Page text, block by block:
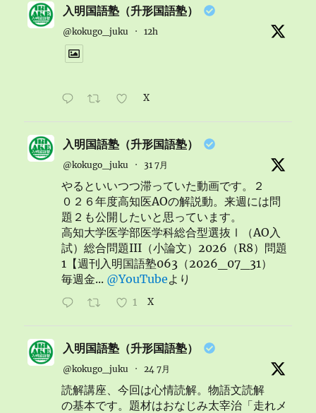
入明国語塾（升形国語塾）
@kokugo_juku · 12h
X
入明国語塾（升形国語塾）
@kokugo_juku · 31 7月
やるといいつつ滞っていた動画です。２
０２６年度高知医AOの解説動。来週には問
題２も公開したいと思っています。
高知大学医学部医学科総合型選抜Ⅰ（AO入
試）総合問題III（小論文）2026（R8）問題
1【週刊入明国語塾063（2026_07_31）
毎週金... @YouTubeより
1 X
入明国語塾（升形国語塾）
@kokugo_juku · 24 7月
読解講座、今回は心情読解。物語文読解
の基本です。題材はおなじみ太宰治「走れメ